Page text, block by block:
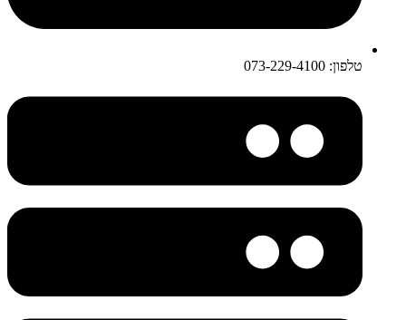
טלפון: 073-229-4100